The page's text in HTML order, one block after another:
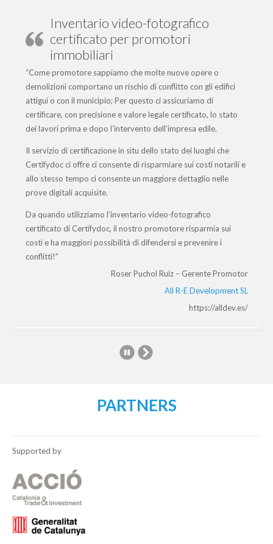
Inventario video-fotografico
certificato per promotori
immobiliari
“Come promotore sappiamo che molte nuove opere o
demolizioni comportano un rischio di conflitto con gli edifici
attigui o con il municipio; Per questo ci assicuriamo di
certificare, con precisione e valore legale certificato, lo stato
dei lavori prima e dopo l’intervento dell’impresa edile.
Il servizio di certificazione in situ dello stato dei luoghi che
Certifydoc ci offre ci consente di risparmiare sui costi notarili e
allo stesso tempo ci consente un maggiore dettaglio nelle
prove digitali acquisite.
Da quando utilizziamo l’inventario video-fotografico
certificato di Certifydoc, il nostro promotore risparmia sui
costi e ha maggiori possibilità di difendersi e prevenire i
conflitti!”
Roser Puchol Ruiz – Gerente Promotor
All R-E Development SL
https://alldev.es/
PARTNERS
Supported by